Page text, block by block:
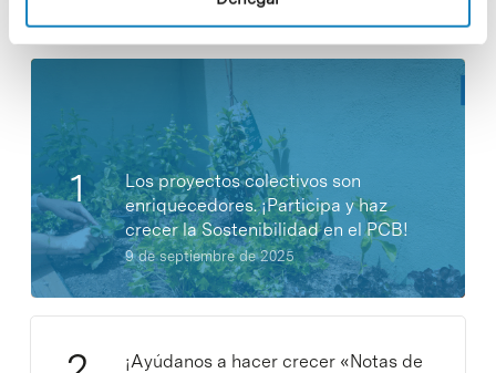
Noticias más vistas
Los proyectos colectivos son
enriquecedores. ¡Participa y haz
crecer la Sostenibilidad en el PCB!
9 de septiembre de 2025
¡Ayúdanos a hacer crecer «Notas de